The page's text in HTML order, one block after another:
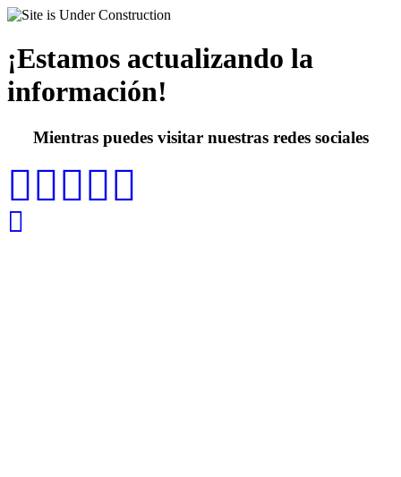
¡Estamos actualizando la
información!
Mientras puedes visitar nuestras redes sociales